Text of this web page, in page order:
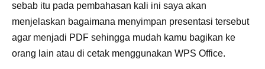
sebab itu pada pembahasan kali ini saya akan
menjelaskan bagaimana menyimpan presentasi tersebut
agar menjadi PDF sehingga mudah kamu bagikan ke
orang lain atau di cetak menggunakan WPS Office.